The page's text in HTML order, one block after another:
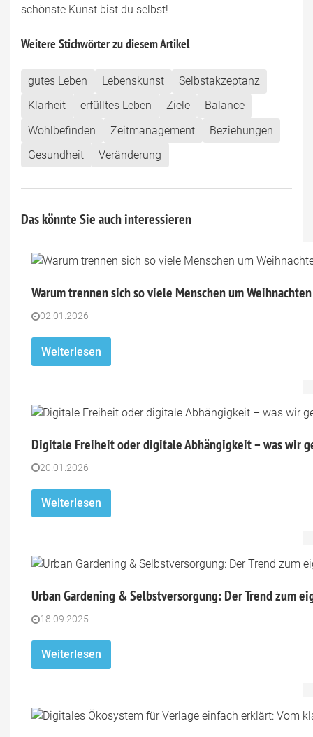
schönste Kunst bist du selbst!
Weitere Stichwörter zu diesem Artikel
gutes Leben Lebenskunst
Selbstakzeptanz
Klarheit
erfülltes Leben Ziele
Balance
Wohlbefinden
Zeitmanagement
Beziehungen
Gesundheit
Veränderung
Das könnte Sie auch interessieren
Warum trennen sich so viele Menschen um
02.01.2026
Weiterlesen
Digitale Freiheit oder digitale Abhängigkeit – was wir
20.01.2026
Weiterlesen
Urban Gardening & Selbstversorgung: Der Trend zum
18.09.2025
Weiterlesen